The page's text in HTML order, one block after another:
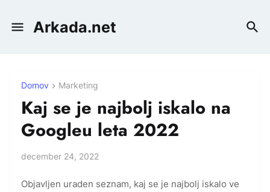
Arkada.net
Domov Marketing
Kaj se je najbolj iskalo na
Googleu leta 2022
december 24, 2022
Objavljen uraden seznam, kaj se je najbolj iskalo ve